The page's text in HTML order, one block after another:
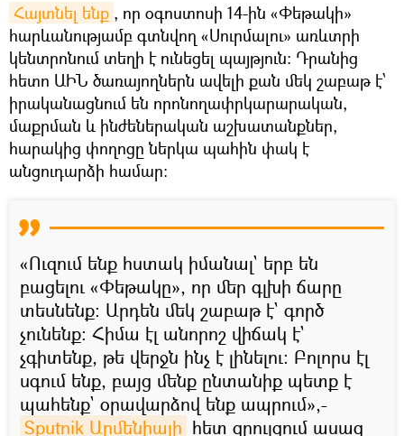
Հայտնել ենք , որ օգոստոսի 14-ին «Փեթակի»
հարևանությամբ գտնվող «Սուրմալու» առևտրի
կենտրոնում տեղի է ունեցել պայթյուն։ Դրանից
հետո ԱԻՆ ծառայողներն ավելի քան մեկ շաբաթ է՝
իրականացնում են որոնողափրկարարական,
մաքրման և ինժեներական աշխատանքներ,
հարակից փողոցը ներկա պահին փակ է
անցուդարձի համար։
«Ուզում ենք հստակ իմանալ` երբ են
բացելու «Փեթակը», որ մեր գլխի ճարը
տեսնենք։ Արդեն մեկ շաբաթ է` գործ
չունենք։ Հիմա էլ անորոշ վիճակ է`
չգիտենք, թե վերջն ինչ է լինելու։ Բոլորս էլ
սգում ենք, բայց մենք ընտանիք պետք է
պահենք` օրավարձով ենք ապրում»,-
Sputnik Արմենիայի հետ զրույցում ասաց